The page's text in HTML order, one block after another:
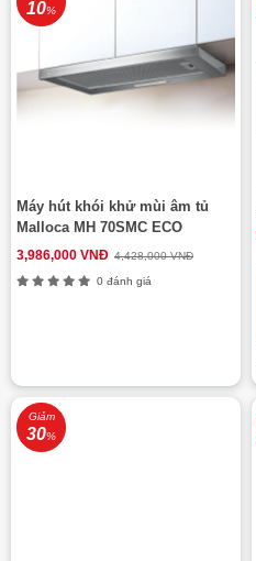
10%
Máy hút khói khử mùi âm tủ
Malloca MH 70SMC ECO
3,986,000 VNĐ 4,428,000 VNĐ
0 đánh giá
Giảm
30%